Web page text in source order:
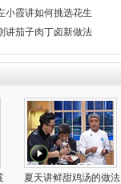
小霞讲如何挑选花生
讲茄子肉丁卤新做法
夏天讲鲜甜鸡汤的做法